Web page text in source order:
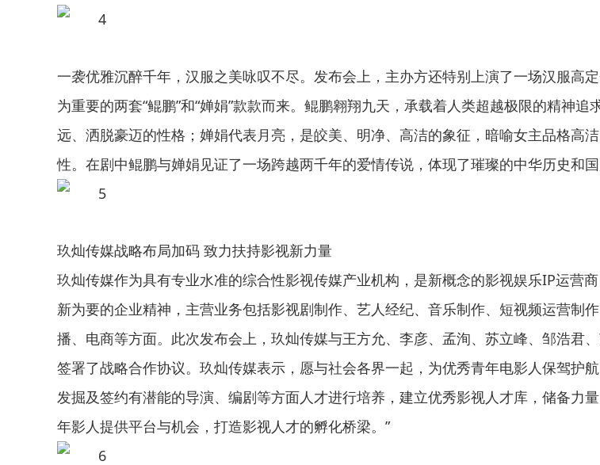
一袭优雅沉醉千年，汉服之美咏叹不尽。发布会上，主办方还特别上演了一场汉服高
为重要的两套“鲲鹏”和“婵娟”款款而来。鲲鹏翱翔九天，承载着人类超越极限的精神追
远、洒脱豪迈的性格；婵娟代表月亮，是皎美、明净、高洁的象征，暗喻女主品格高
性。在剧中鲲鹏与婵娟见证了一场跨越两千年的爱情传说，体现了璀璨的中华历史和国
玖灿传媒战略布局加码 致力扶持影视新力量
玖灿传媒作为具有专业水准的综合性影视传媒产业机构，是新概念的影视娱乐IP运营
新为要的企业精神，主营业务包括影视剧制作、艺人经纪、音乐制作、短视频运营制
播、电商等方面。此次发布会上，玖灿传媒与王方允、李彦、孟洵、苏立峰、邹浩君
签署了战略合作协议。玖灿传媒表示，愿与社会各界一起，为优秀青年电影人保驾护
发掘及签约有潜能的导演、编剧等方面人才进行培养，建立优秀影视人才库，储备力
年影人提供平台与机会，打造影视人才的孵化桥梁。”